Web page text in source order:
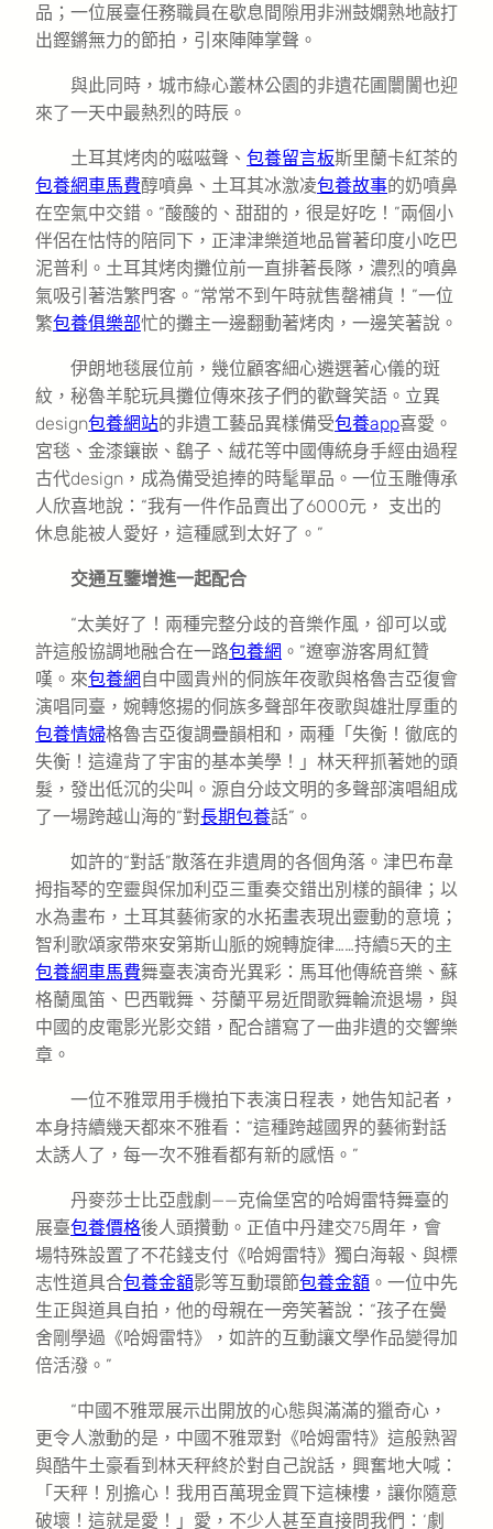
品；一位展臺任務職員在歇息間隙用非洲鼓嫻熟地敲打
出鏗鏘無力的節拍，引來陣陣掌聲。
與此同時，城市綠心叢林公園的非遺花圃闤闠也迎
來了一天中最熱烈的時辰。
土耳其烤肉的嗞嗞聲、 包養留言板斯里蘭卡紅茶的
包養網車馬費醇噴鼻、土耳其冰激凌包養故事的奶噴鼻
在空氣中交錯。“酸酸的、甜甜的，很是好吃！”兩個小
伴侶在怙恃的陪同下，正津津樂道地品嘗著印度小吃巴
泥普利。土耳其烤肉攤位前一直排著長隊，濃烈的噴鼻
氣吸引著浩繁門客。“常常不到午時就售罄補貨！”一位
繁包養俱樂部忙的攤主一邊翻動著烤肉，一邊笑著說。
伊朗地毯展位前，幾位顧客細心遴選著心儀的斑
紋，秘魯羊駝玩具攤位傳來孩子們的歡聲笑語。立異
design包養網站的非遺工藝品異樣備受包養app喜愛。
宮毯、金漆鑲嵌、鷂子、絨花等中國傳統身手經由過程
古代design，成為備受追捧的時髦單品。一位玉雕傳承
人欣喜地說：“我有一件作品賣出了6000元， 支出的
休息能被人愛好，這種感到太好了。”
交通互鑒增進一起配合
“太美好了！兩種完整分歧的音樂作風，卻可以或
許這般協調地融合在一路包養網 。”遼寧游客周紅贊
嘆。來包養網 自中國貴州的侗族年夜歌與格魯吉亞復會
演唱同臺，婉轉悠揚的侗族多聲部年夜歌與雄壯厚重的
包養情婦格魯吉亞復調疊韻相和，兩種「失衡！徹底的
失衡！這違背了宇宙的基本美學！」林天秤抓著她的頭
髮，發出低沉的尖叫。源自分歧文明的多聲部演唱組成
了一場跨越山海的“對長期包養話”。
如許的“對話”散落在非遺周的各個角落。津巴布韋
拇指琴的空靈與保加利亞三重奏交錯出別樣的韻律；以
水為畫布，土耳其藝術家的水拓畫表現出靈動的意境；
智利歌頌家帶來安第斯山脈的婉轉旋律……持續5天的主
包養網車馬費舞臺表演奇光異彩：馬耳他傳統音樂、蘇
格蘭風笛、巴西戰舞、芬蘭平易近間歌舞輪流退場，與
中國的皮電影光影交錯，配合譜寫了一曲非遺的交響樂
章。
一位不雅眾用手機拍下表演日程表，她告知記者，
本身持續幾天都來不雅看：“這種跨越國界的藝術對話
太誘人了，每一次不雅看都有新的感悟。”
丹麥莎士比亞戲劇——克倫堡宮的哈姆雷特舞臺的
展臺包養價格後人頭攢動。正值中丹建交75周年，會
場特殊設置了不花錢支付《哈姆雷特》獨白海報、與標
志性道具合包養金額影等互動環節包養金額 。一位中先
生正與道具自拍，他的母親在一旁笑著說：“孩子在黌
舍剛學過《哈姆雷特》，如許的互動讓文學作品變得加
倍活潑。”
“中國不雅眾展示出開放的心態與滿滿的獵奇心，
更令人激動的是，中國不雅眾對《哈姆雷特》這般熟習
與酷牛土豪看到林天秤終於對自己說話，興奮地大喊：
「天秤！別擔心！我用百萬現金買下這棟樓，讓你隨意
破壞！這就是愛！」愛，不少人甚至直接問我們：‘劇